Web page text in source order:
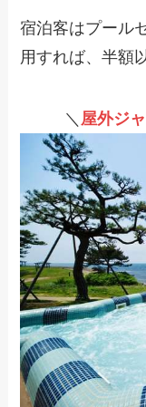
宿泊客はプール
用すれば、半額
＼ 屋外ジ